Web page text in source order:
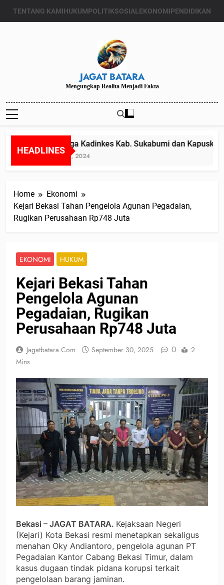
TENTANG KAMIHUKUMPOLITIKSOSIALEKONOMIPENDIDIKAN
JAGAT BATARA
Mengungkap Realita Menjadi Fakta
HEADLINES
Diduga Kadinkes Kab. Sukabumi dan
Juli 24, 2024
Home
Ekonomi
Kejari Bekasi Tahan Pengelola Agunan Pegadaian,
Rugikan Perusahaan Rp748 Juta
EKONOMI HUKUM
Kejari Bekasi Tahan
Pengelola Agunan
Pegadaian, Rugikan
Perusahaan Rp748 Juta
Jagatbatara.com September 30, 2025 0
2
Mins
Bekasi – JAGAT BATARA. Kejaksaan Negeri
(Kejari) Kota Bekasi resmi menetapkan sekaligus
menahan Oky Andiantoro, pengelola agunan PT
Pegadaian Kantor Cabang Bekasi Timur, dalam
kasus dugaan tindak pidana korupsi terkait
pengelolaan barang jaminan.